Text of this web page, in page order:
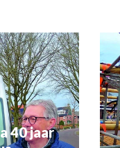
40 jaar